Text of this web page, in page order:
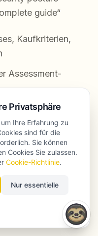
guide“
Kaufkriterien,
Assessment-
differences and
(step-by-
and how to fix
Privatsphäre
Ihre Erfahrung zu
sind für die
Sie können
Cookies Sie zulassen.
Cookie-Richtlinie.
Nur essentielle